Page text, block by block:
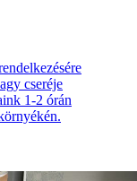
cseréje
1-2 órán